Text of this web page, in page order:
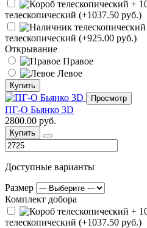
телескопический (+1037.50 руб.)
телескопический (+925.00 руб.)
Открывание
Правое
Левое
Купить
Просмотр
ПГ-О Бьянко 3D
2800.00 руб.
Купить
Доступные варианты
Размер
Комплект добора
телескопический (+1037.50 руб.)